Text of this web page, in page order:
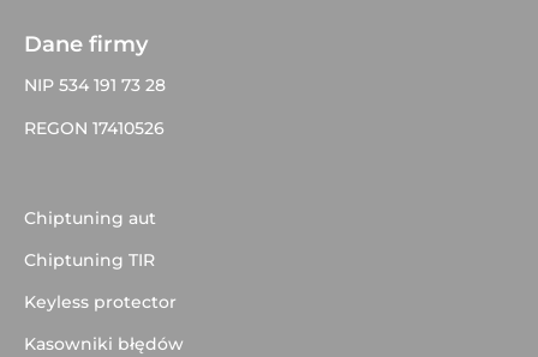
Dane firmy
NIP 534 191 73 28
REGON 17410526
Chiptuning aut
Chiptuning TIR
Keyless protector
Kasowniki błędów